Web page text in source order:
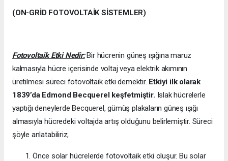
(ON-GRİD FOTOVOLTAİK SİSTEMLER)
Fotovoltaik Etki Nedir:Bir hücrenin güneş ışığına maruz
kalmasıyla hücre içerisinde voltaj veya elektrik akımının
üretilmesi süreci fotovoltaik etki demektir. Etkiyi ilk olarak
1839’da Edmond Becquerel keşfetmiştir. Islak hücrelerle
yaptığı deneylerde Becquerel, gümüş plakaların güneş ışığı
almasıyla hücredeki voltajda artış olduğunu belirlemiştir. Süreci
şöyle anlatabiliriz;
Önce solar hücrelerde fotovoltaik etki oluşur. Bu solar